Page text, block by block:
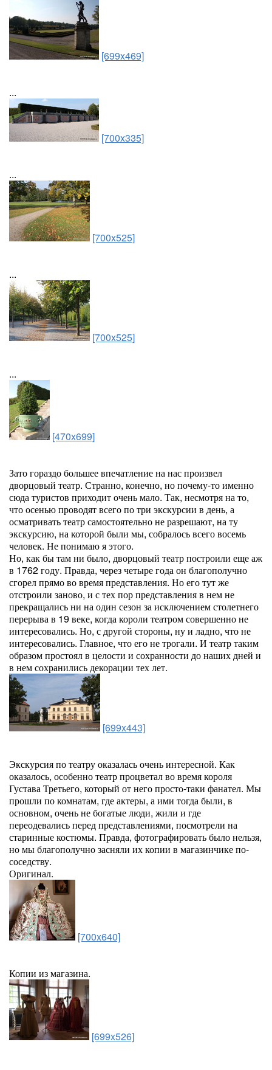
[699x469]
...
[700x335]
...
[700x525]
...
[700x525]
...
[470x699]
Зато гораздо большее впечатление на нас произвел
дворцовый театр. Странно, конечно, но почему-то именно
сюда туристов приходит очень мало. Так, несмотря на то,
что осенью проводят всего по три экскурсии в день, а
осматривать театр самостоятельно не разрешают, на ту
экскурсию, на которой были мы, собралось всего восемь
человек. Не понимаю я этого.
Но, как бы там ни было, дворцовый театр построили еще аж
в 1762 году. Правда, через четыре года он благополучно
сгорел прямо во время представления. Но его тут же
отстроили заново, и с тех пор представления в нем не
прекращались ни на один сезон за исключением столетнего
перерыва в 19 веке, когда короли театром совершенно не
интересовались. Но, с другой стороны, ну и ладно, что не
интересовались. Главное, что его не трогали. И театр таким
образом простоял в целости и сохранности до наших дней и
в нем сохранились декорации тех лет.
[699x443]
Экскурсия по театру оказалась очень интересной. Как
оказалось, особенно театр процветал во время короля
Густава Третьего, который от него просто-таки фанател. Мы
прошли по комнатам, где актеры, а ими тогда были, в
основном, очень не богатые люди, жили и где
переодевались перед представлениями, посмотрели на
старинные костюмы. Правда, фотографировать было нельзя,
но мы благополучно засняли их копии в магазинчике по-
соседству.
Оригинал.
[700x640]
Копии из магазина.
[699x526]